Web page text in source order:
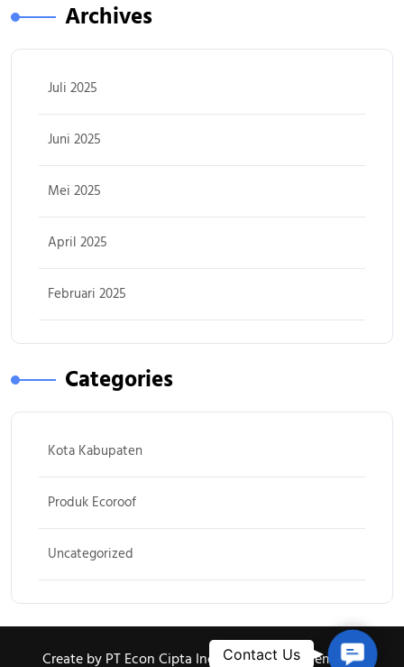
Archives
Juli 2025
Juni 2025
Mei 2025
April 2025
Februari 2025
Categories
Kota Kabupaten
Produk Ecoroof
Uncategorized
Create by PT Econ Cipta Indonesia By WP Elemento
Contact Us